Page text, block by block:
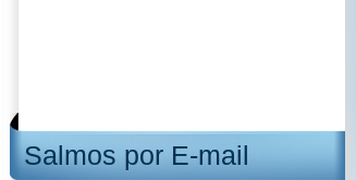
Salmos por E-mail